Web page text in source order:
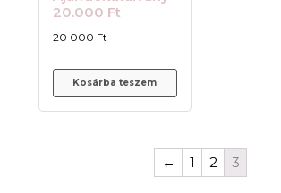
20.000 Ft
20 000 Ft
Kosárba teszem
← 1 2 3